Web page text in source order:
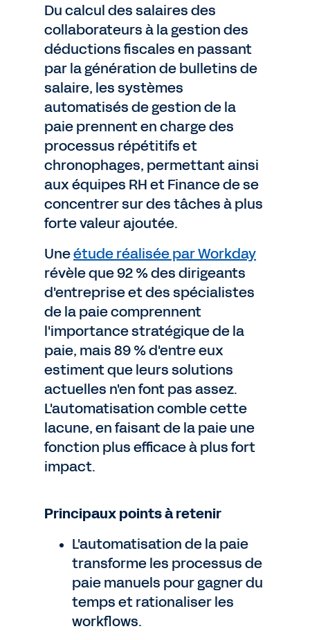
Du calcul des salaires des
collaborateurs à la gestion des
déductions fiscales en passant
par la génération de bulletins de
salaire, les systèmes
automatisés de gestion de la
paie prennent en charge des
processus répétitifs et
chronophages, permettant ainsi
aux équipes RH et Finance de se
concentrer sur des tâches à plus
forte valeur ajoutée.
Uneétude réalisée par Workday
révèle que 92 % des dirigeants
d'entreprise et des spécialistes
de la paie comprennent
l'importance stratégique de la
paie, mais 89 % d'entre eux
estiment que leurs solutions
actuelles n'en font pas assez.
L'automatisation comble cette
lacune, en faisant de la paie une
fonction plus efficace à plus fort
impact.
Principaux points à retenir
L'automatisation de la paie
transforme les processus de
paie manuels pour gagner du
temps et rationaliser les
workflows.